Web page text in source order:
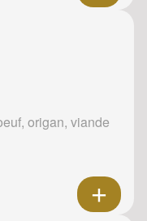
origan, viande